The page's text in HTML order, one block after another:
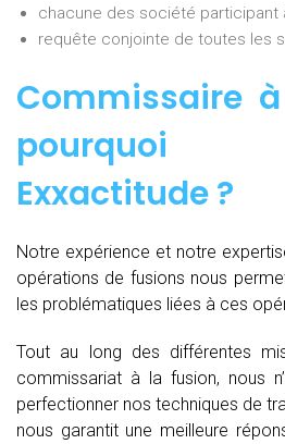
chacune des société participant
requête conjointe de toutes les
Commissaire
pourquoi
Exxactitude ?
Notre expérience et notre
opérations de fusions nous
les problématiques liées à ces
Tout au long des différentes
commissariat à la fusion, nous
perfectionner nos techniques de
nous garantit une meilleure